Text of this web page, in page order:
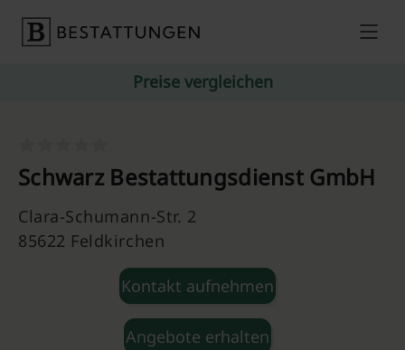
Preise vergleichen
Schwarz Bestattungsdienst GmbH
Clara-Schumann-Str. 2
85622 Feldkirchen
Kontakt aufnehmen
Angebote erhalten